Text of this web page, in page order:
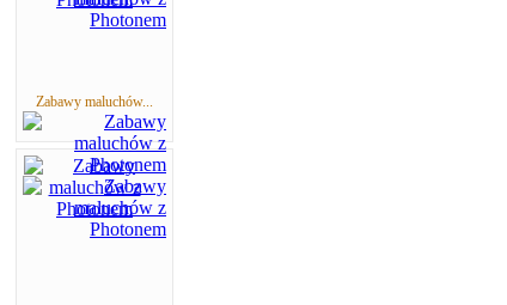
Zabawy maluchów...